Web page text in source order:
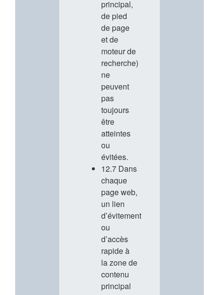
principal,
de pied
de page
et de
moteur de
recherche)
ne
peuvent
pas
toujours
être
atteintes
ou
évitées.
12.7 Dans
chaque
page web,
un lien
d’évitement
ou
d’accès
rapide à
la zone de
contenu
principal